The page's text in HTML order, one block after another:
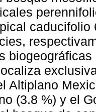
Altiplano
(3.8 %) y el